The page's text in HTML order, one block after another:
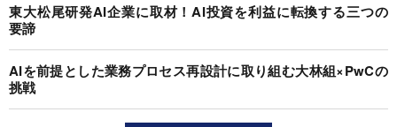
東大松尾研発AI企業に取材！AI投資を利益に転換する三つの
要諦
AIを前提とした業務プロセス再設計に取り組む大林組×PwCの
挑戦